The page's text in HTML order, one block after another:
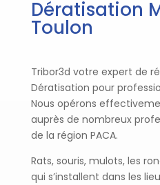
Dératisation
Toulon
Tribor3d votre expert de
Dératisation pour
Nous opérons
auprès de nombreux
de la région PACA.
Rats, souris, mulots, les
qui s’installent dans les